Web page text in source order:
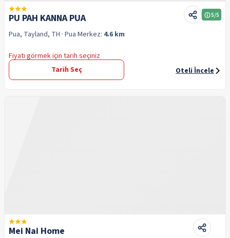
PU PAH KANNA PUA 5/5
Pua, Tayland, TH · Pua Merkez: 4.6 km
Fiyatı görmek için tarih seçiniz
Tarih Seç
Oteli İncele
Mei Nai Home